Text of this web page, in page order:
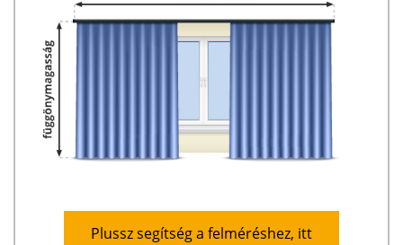
Plussz segítség a felméréshez, itt